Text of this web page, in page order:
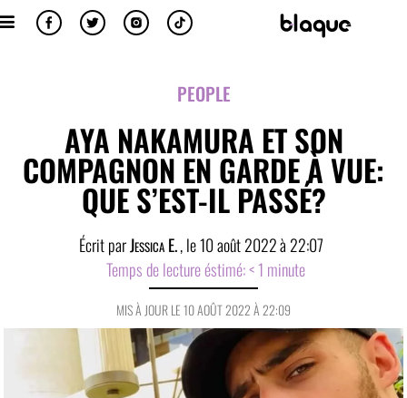
PEOPLE
AYA NAKAMURA ET SON
COMPAGNON EN GARDE À VUE:
QUE S’EST-IL PASSÉ?
Écrit parJessica E., le10 août 2022à 22:07
Temps de lecture éstimé:< 1 minute
MIS À JOUR LE 10 AOÛT 2022 À 22:09